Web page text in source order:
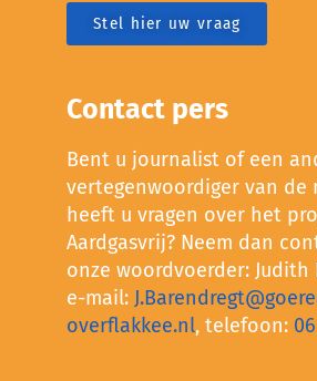
Stel hier uw vraag
Contact pers
Bent u journalist of een
vertegenwoordiger van de
heeft u vragen over het
Aardgasvrij? Neem dan
onze woordvoerder: Judith
e-mail:
overflakkee.nl, telefoon: